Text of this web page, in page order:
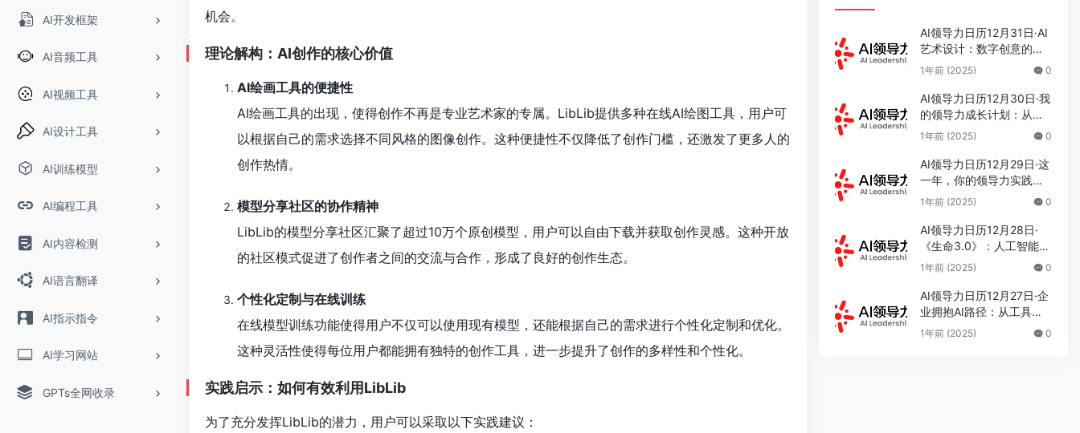
AI开发框架
AI音频工具
AI视频工具
AI设计工具
AI训练模型
AI编程工具
AI内容检测
AI语言翻译
AI指示指令
AI学习网站
GPTs全网收录
机会。
理论解构：AI创作的核心价值
AI绘画工具的便捷性
AI绘画工具的出现，使得创作不再是专业艺术家的专属。LibLib提供多种在线AI绘图工具，用户可
以根据自己的需求选择不同风格的图像创作。这种便捷性不仅降低了创作门槛，还激发了更多人的
创作热情。
模型分享社区的协作精神
LibLib的模型分享社区汇聚了超过10万个原创模型，用户可以自由下载并获取创作灵感。这种开放
的社区模式促进了创作者之间的交流与合作，形成了良好的创作生态。
个性化定制与在线训练
在线模型训练功能使得用户不仅可以使用现有模型，还能根据自己的需求进行个性化定制和优化。
这种灵活性使得每位用户都能拥有独特的创作工具，进一步提升了创作的多样性和个性化。
实践启示：如何有效利用LibLib
为了充分发挥LibLib的潜力，用户可以采取以下实践建议：
AI领导力日历12月31日·AI
艺术设计：数字创意的新
时代
1年前 (2025) 0
AI领导力日历12月30日·我
的领导力成长计划：从认
知到实践的科学修炼
1年前 (2025) 0
AI领导力日历12月29日·这
一年，你的领导力实践收
获了什么？
1年前 (2025) 0
AI领导力日历12月28日·
《生命3.0》：人工智能时
代人类的进化与重生
1年前 (2025) 0
AI领导力日历12月27日·企
业拥抱AI路径：从工具到
智能体再到人机共治
1年前 (2025) 0